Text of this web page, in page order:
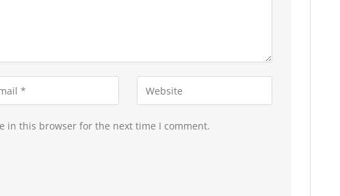
in this browser for the next time I comment.